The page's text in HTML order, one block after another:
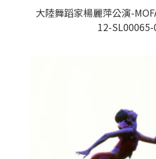
大陸舞蹈家楊麗萍公演-
12-